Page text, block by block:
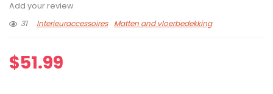
Add your review
31
Interieuraccessoires Matten and vloerbedekking
$51.99